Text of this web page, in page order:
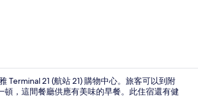
21 (航站 21) 購物中心。旅客可以到附
頓，這間餐廳供應有美味的早餐。此住宿還有健